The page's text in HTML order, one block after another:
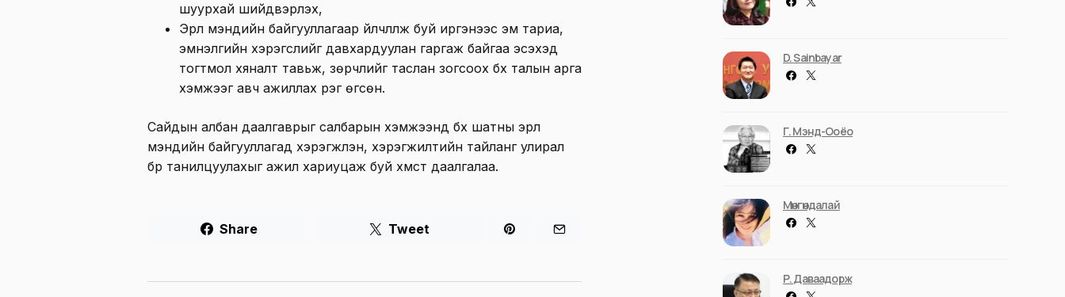
шуурхай шийдвэрлэх,
Эрүүл мэндийн байгууллагаар үйлчлүүлж буй иргэнээс эм тариа,
эмнэлгийн хэрэгслийг давхардуулан гаргаж байгаа эсэхэд
тогтмол хяналт тавьж, зөрчлийг таслан зогсоох бүх талын арга
хэмжээг авч ажиллах үүрэг өгсөн.
Сайдын албан даалгаврыг салбарын хэмжээнд бүх шатны эрүүл
мэндийн байгууллагад хэрэгжүүлэн, хэрэгжилтийн тайланг улирал
бүр танилцуулахыг ажил хариуцаж буй хүмүүст даалгалаа.
Share Tweet
D. Sainbayar
Г. Мэнд-Ооёо
Мөнгөндалай
Р. Даваадорж